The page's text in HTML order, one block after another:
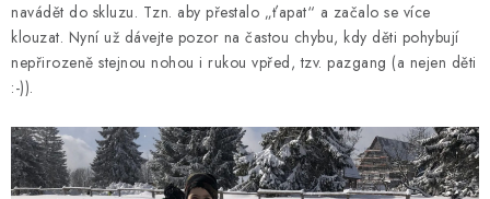
navádět do skluzu. Tzn. aby přestalo „ťapat“ a začalo se více
klouzat. Nyní už dávejte pozor na častou chybu, kdy děti pohybují
nepřirozeně stejnou nohou i rukou vpřed, tzv. pazgang (a nejen děti
:-)).